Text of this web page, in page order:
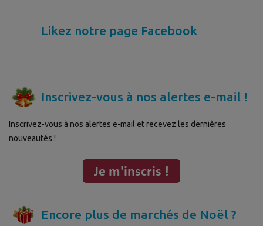
Likez notre page Facebook
Inscrivez-vous à nos alertes e-mail !
Inscrivez-vous à nos alertes e-mail et recevez les dernières
nouveautés !
Encore plus de marchés de Noël ?